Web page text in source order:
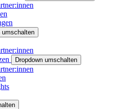
umschalten
Dropdown umschalten